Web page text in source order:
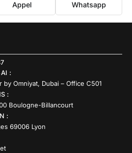
Appel Whatsapp
:
by Omniyat, Dubai – Office C501
:
Boulogne-Billancourt
:
69006 Lyon